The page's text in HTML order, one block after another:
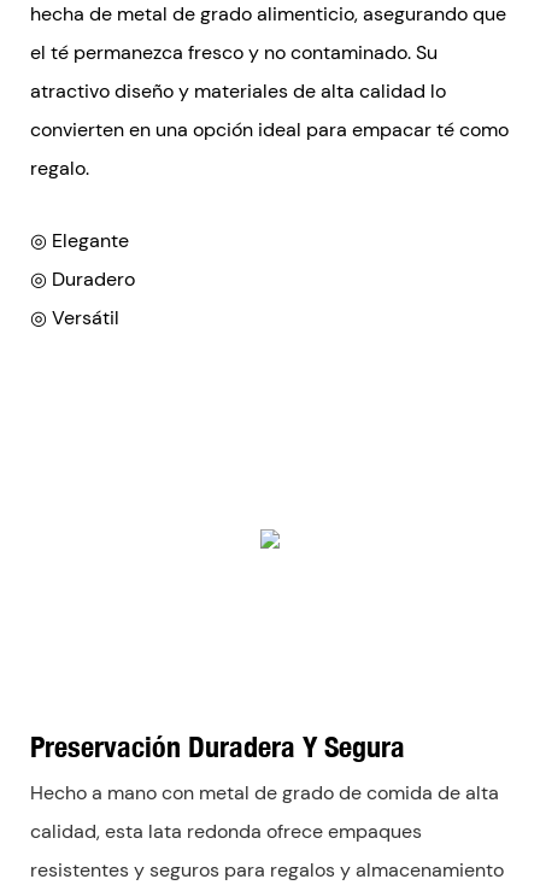
hecha de metal de grado alimenticio, asegurando que
el té permanezca fresco y no contaminado. Su
atractivo diseño y materiales de alta calidad lo
convierten en una opción ideal para empacar té como
regalo.
◎ Elegante
◎ Duradero
◎ Versátil
Preservación Duradera Y Segura
Hecho a mano con metal de grado de comida de alta
calidad, esta lata redonda ofrece empaques
resistentes y seguros para regalos y almacenamiento